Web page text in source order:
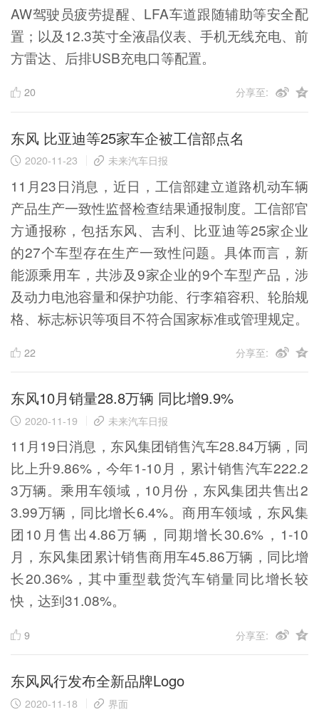
AW驾驶员疲劳提醒、LFA车道跟随辅助等安全配
置；以及12.3英寸全液晶仪表、手机无线充电、前
方雷达、后排USB充电口等配置。
20 分享至:
东风 比亚迪等25家车企被工信部点名
2020-11-23 未来汽车日报
11月23日消息，近日，工信部建立道路机动车辆
产品生产一致性监督检查结果通报制度。工信部官
方通报称，包括东风、吉利、比亚迪等25家企业
的27个车型存在生产一致性问题。具体而言，新
能源乘用车，共涉及9家企业的9个车型产品，涉
及动力电池容量和保护功能、行李箱容积、轮胎规
格、标志标识等项目不符合国家标准或管理规定。
22 分享至:
东风10月销量28.8万辆 同比增9.9%
2020-11-19 未来汽车日报
11月19日消息，东风集团销售汽车28.84万辆，同
比上升9.86%，今年1-10月，累计销售汽车222.2
3万辆。乘用车领域，10月份，东风集团共售出2
3.99万辆，同比增长6.4%。商用车领域，东风集
团10月售出4.86万辆，同期增长30.6%，1-10
月，东风集团累计销售商用车45.86万辆，同比增
长20.36%，其中重型载货汽车销量同比增长较
快，达到31.08%。
9 分享至:
东风风行发布全新品牌Logo
2020-11-18 界面